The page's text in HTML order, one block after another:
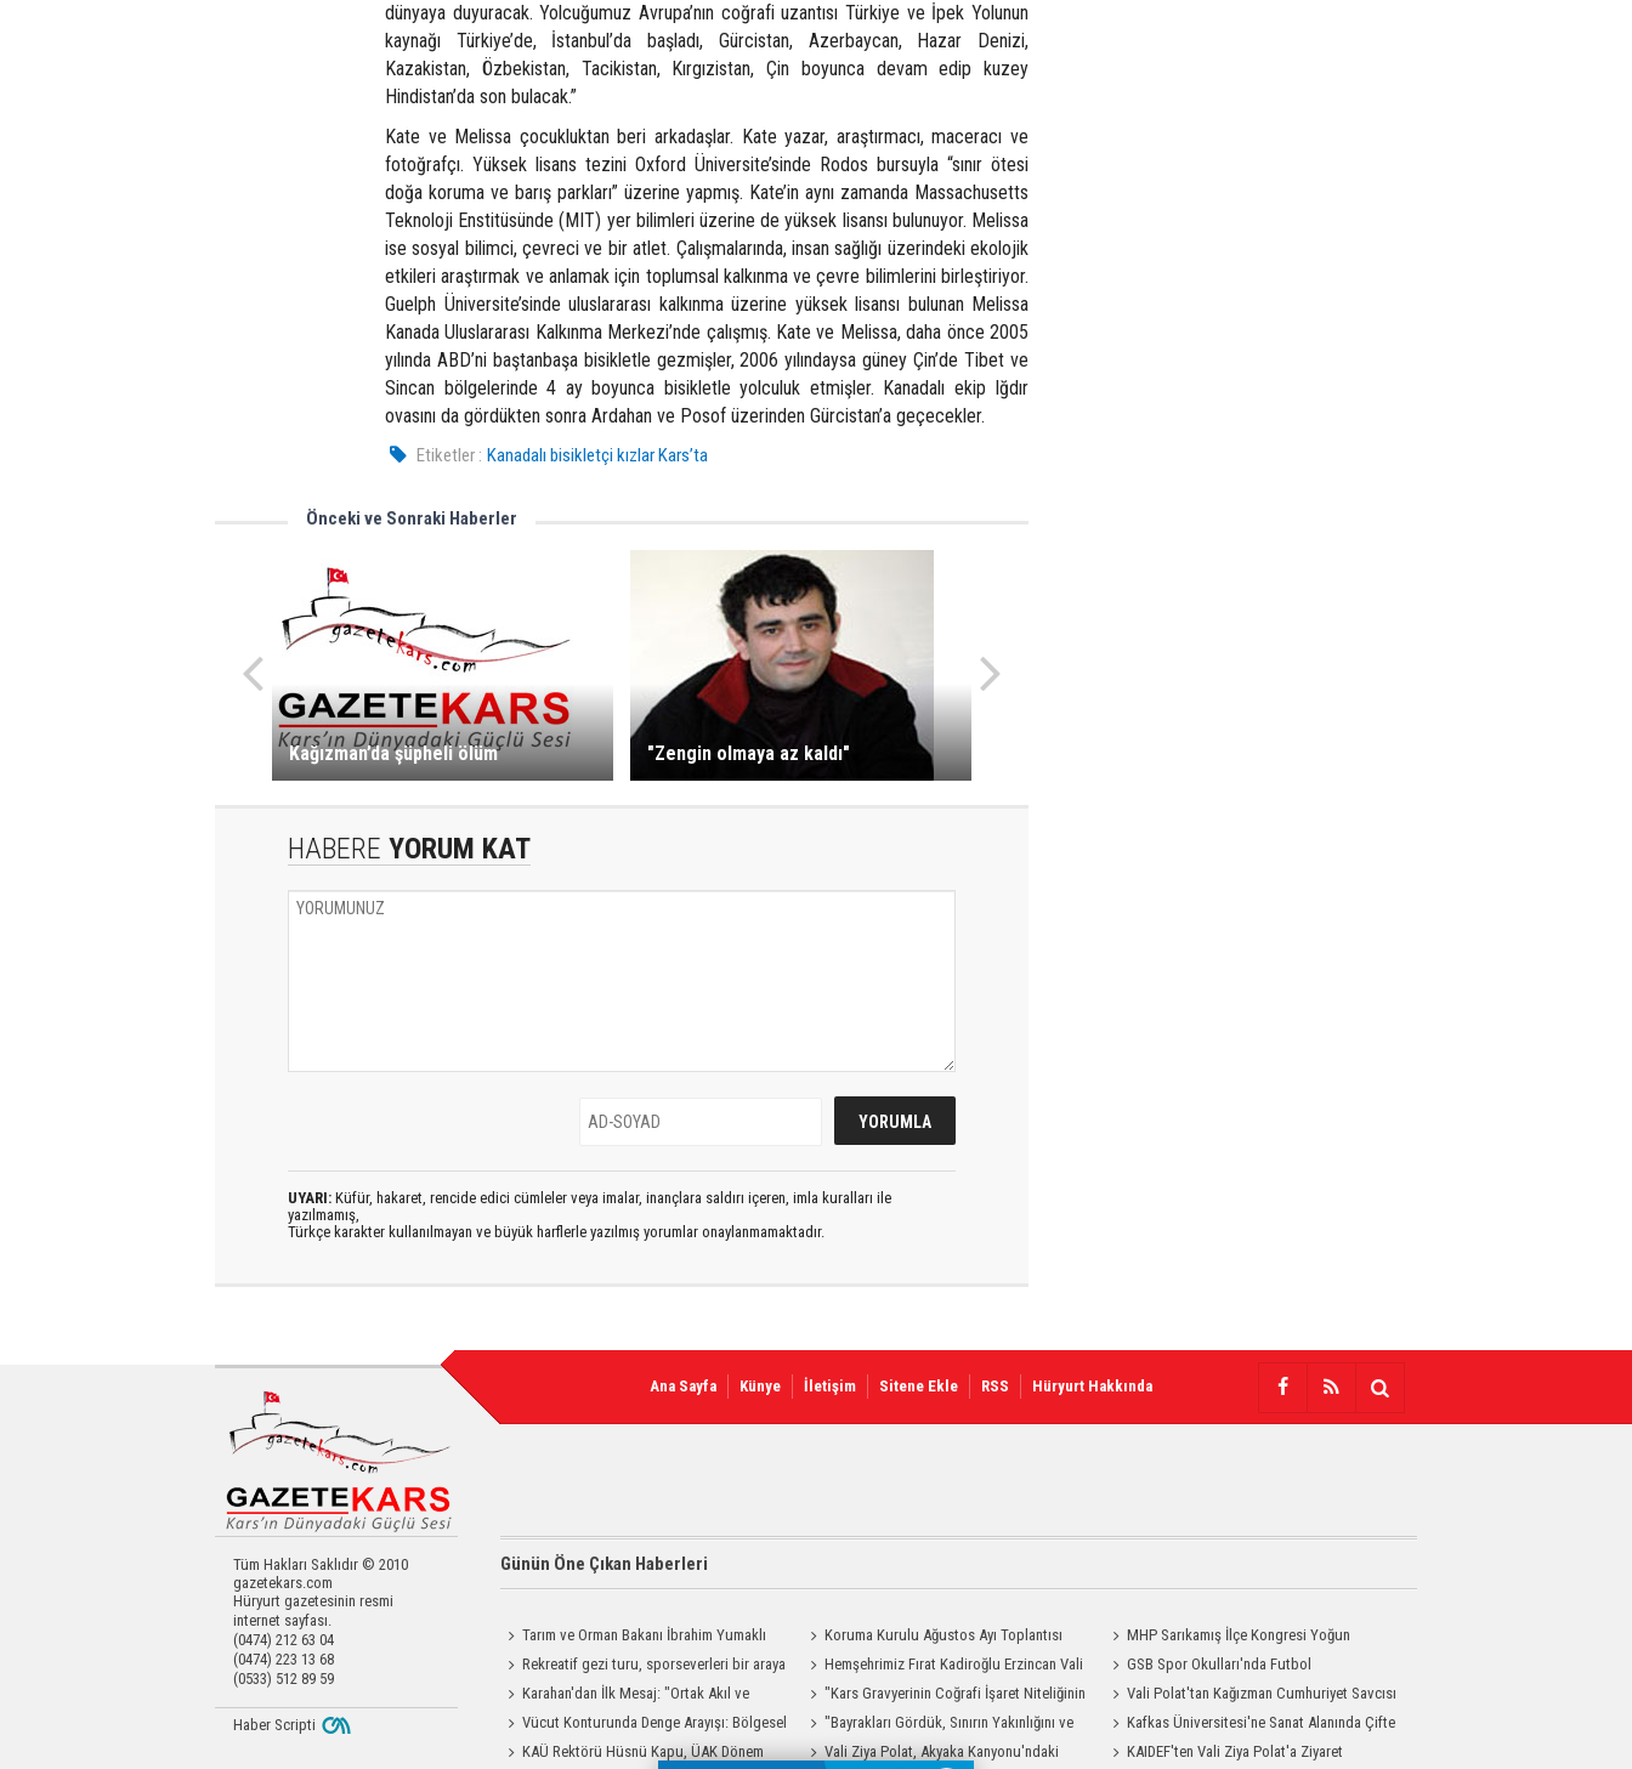
dünyaya duyuracak. Yolcuğumuz Avrupa’nın coğrafi uzantısı Türkiye ve İpek Yolunun
kaynağı Türkiye’de, İstanbul’da başladı, Gürcistan, Azerbaycan, Hazar Denizi,
Kazakistan, Özbekistan, Tacikistan, Kırgızistan, Çin boyunca devam edip kuzey
Hindistan’da son bulacak.”
Kate ve Melissa çocukluktan beri arkadaşlar. Kate yazar, araştırmacı, maceracı ve
fotoğrafçı. Yüksek lisans tezini Oxford Üniversite’sinde Rodos bursuyla “sınır ötesi
doğa koruma ve barış parkları” üzerine yapmış. Kate’in aynı zamanda Massachusetts
Teknoloji Enstitüsünde (MIT) yer bilimleri üzerine de yüksek lisansı bulunuyor. Melissa
ise sosyal bilimci, çevreci ve bir atlet. Çalışmalarında, insan sağlığı üzerindeki ekolojik
etkileri araştırmak ve anlamak için toplumsal kalkınma ve çevre bilimlerini birleştiriyor.
Guelph Üniversite’sinde uluslararası kalkınma üzerine yüksek lisansı bulunan Melissa
Kanada Uluslararası Kalkınma Merkezi’nde çalışmış. Kate ve Melissa, daha önce 2005
yılında ABD’ni baştanbaşa bisikletle gezmişler, 2006 yılındaysa güney Çin’de Tibet ve
Sincan bölgelerinde 4 ay boyunca bisikletle yolculuk etmişler. Kanadalı ekip Iğdır
ovasını da gördükten sonra Ardahan ve Posof üzerinden Gürcistan’a geçecekler.
Etiketler : Kanadalı bisikletçi kızlar Kars’ta
Önceki ve Sonraki Haberler
Kağızman’da şüpheli ölüm "Zengin olmaya az kaldı"
HABERE YORUM KAT
UYARI: Küfür, hakaret, rencide edici cümleler veya imalar, inançlara saldırı içeren, imla kuralları ile
yazılmamış,
Türkçe karakter kullanılmayan ve büyük harflerle yazılmış yorumlar onaylanmamaktadır.
Ana Sayfa Künye İletişim Sitene Ekle RSS Hüryurt Hakkında
Tüm Hakları Saklıdır © 2010
gazetekars.com
Hüryurt gazetesinin resmi
internet sayfası.
(0474) 212 63 04
(0474) 223 13 68
(0533) 512 89 59
Günün Öne Çıkan Haberleri
Tarım ve Orman Bakanı İbrahim Yumaklı
Kars'a Geliyor
Koruma Kurulu Ağustos Ayı Toplantısı
Yapıldı
MHP Sarıkamış İlçe Kongresi Yoğun
Katılımla Gerçekleştirildi
Rekreatif gezi turu, sporseverleri bir araya
getirdi
Hemşehrimiz Fırat Kadiroğlu Erzincan Vali
Yardımcılığına Atandı
GSB Spor Okulları'nda Futbol
Antrenmanları Sürüyor
Karahan'dan İlk Mesaj: "Ortak Akıl ve
Dayanışmayla Çalışacağız"
"Kars Gravyerinin Coğrafi İşaret Niteliğinin
Güçlendirilmesi Projesi"
Vali Polat'tan Kağızman Cumhuriyet Savcısı
Eravcı'ya Ziyaret
Vücut Konturunda Denge Arayışı: Bölgesel
Yağ Alma Sürecinin Tüm Aşamaları
"Bayrakları Gördük, Sınırın Yakınlığını ve
Uzaklığını Aynı Anda Hissettik"
Kafkas Üniversitesi'ne Sanat Alanında Çifte
Gurur
KAÜ Rektörü Hüsnü Kapu, ÜAK Dönem Vali Ziya Polat, Akyaka Kanyonu'ndaki KAIDEF'ten Vali Ziya Polat'a Ziyaret
Haber Scripti